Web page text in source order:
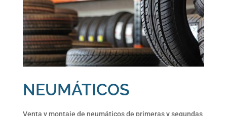
NEUMÁTICOS
Venta y montaje de neumáticos de primeras y segundas